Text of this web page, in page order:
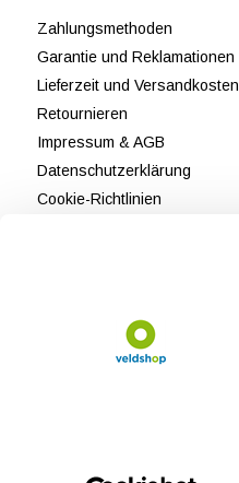
Zahlungsmethoden
Garantie und Reklamationen
Lieferzeit und Versandkosten
Retournieren
Impressum & AGB
Datenschutzerklärung
Cookie-Richtlinien